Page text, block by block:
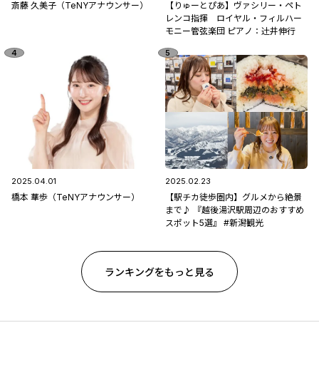
斎藤 久美子（TeNYアナウンサー）
【りゅーとぴあ】ヴァシリー・ペト
レンコ指揮 ロイヤル・フィルハー
モニー管弦楽団 ピアノ：辻󠄀井伸行
2025.04.01
橋本 華歩（TeNYアナウンサー）
2025.02.23
【駅チカ徒歩圏内】グルメから絶景
まで♪ 『越後湯沢駅周辺のおすすめ
スポット5選』 #新潟観光
ランキングをもっと見る